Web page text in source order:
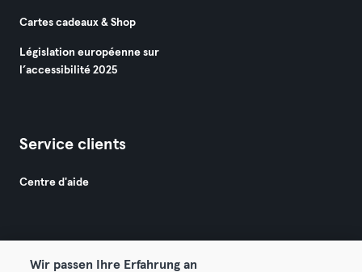
Cartes cadeaux & Shop
Législation européenne sur
l’accessibilité 2025
Service clients
Centre d'aide
Wir passen Ihre Erfahrung an